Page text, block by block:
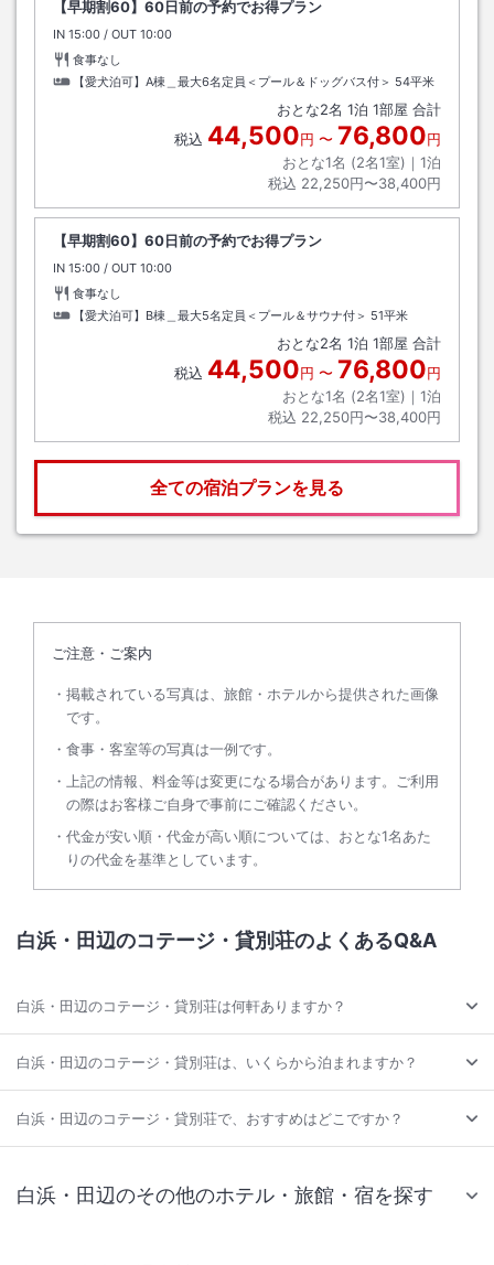
【早期割60】60日前の予約でお得プラン
IN チェックイン
15:00 / OUT チェックアウト
10:00
食事なし
【愛犬泊可】A棟＿最大6名定員＜プール＆ドッグバス付＞ 54平米
おとな2名 1泊 1部屋 合計
税込 44,500円 〜 76,800円
おとな1名 (2名1室)｜ 1泊
税込 22,250円〜38,400円
【早期割60】60日前の予約でお得プラン
IN チェックイン
15:00 / OUT チェックアウト
10:00
食事なし
【愛犬泊可】B棟＿最大5名定員＜プール＆サウナ付＞ 51平米
おとな2名 1泊 1部屋 合計
税込 44,500円 〜 76,800円
おとな1名 (2名1室)｜ 1泊
税込 22,250円〜38,400円
全ての宿泊プランを見る
ご注意・ご案内
掲載されている写真は、旅館・ホテルから提供された画像
です。
食事・客室等の写真は一例です。
上記の情報、料金等は変更になる場合があります。ご利用
の際はお客様ご自身で事前にご確認ください。
代金が安い順・代金が高い順については、おとな1名あた
りの代金を基準としています。
白浜・田辺のコテージ・貸別荘のよくあるQ&A
白浜・田辺のコテージ・貸別荘は何軒ありますか？
白浜・田辺のコテージ・貸別荘は、いくらから泊まれますか？
白浜・田辺のコテージ・貸別荘で、おすすめはどこですか？
白浜・田辺のその他のホテル・旅館・宿を探す